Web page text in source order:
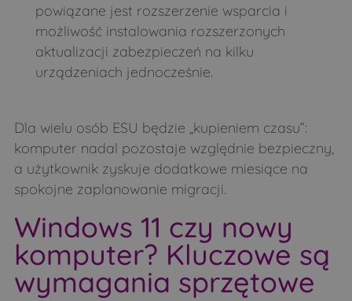
powiązane jest rozszerzenie wsparcia i
możliwość instalowania rozszerzonych
aktualizacji zabezpieczeń na kilku
urządzeniach jednocześnie.
Dla wielu osób ESU będzie „kupieniem czasu”:
komputer nadal pozostaje względnie bezpieczny,
a użytkownik zyskuje dodatkowe miesiące na
spokojne zaplanowanie migracji.
Windows 11 czy nowy
komputer? Kluczowe są
wymagania sprzętowe